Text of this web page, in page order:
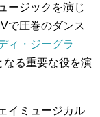
ージックを演じ
で圧巻のダンス
ィ・ジーグラ
なる重要な役を演
イミュージカル